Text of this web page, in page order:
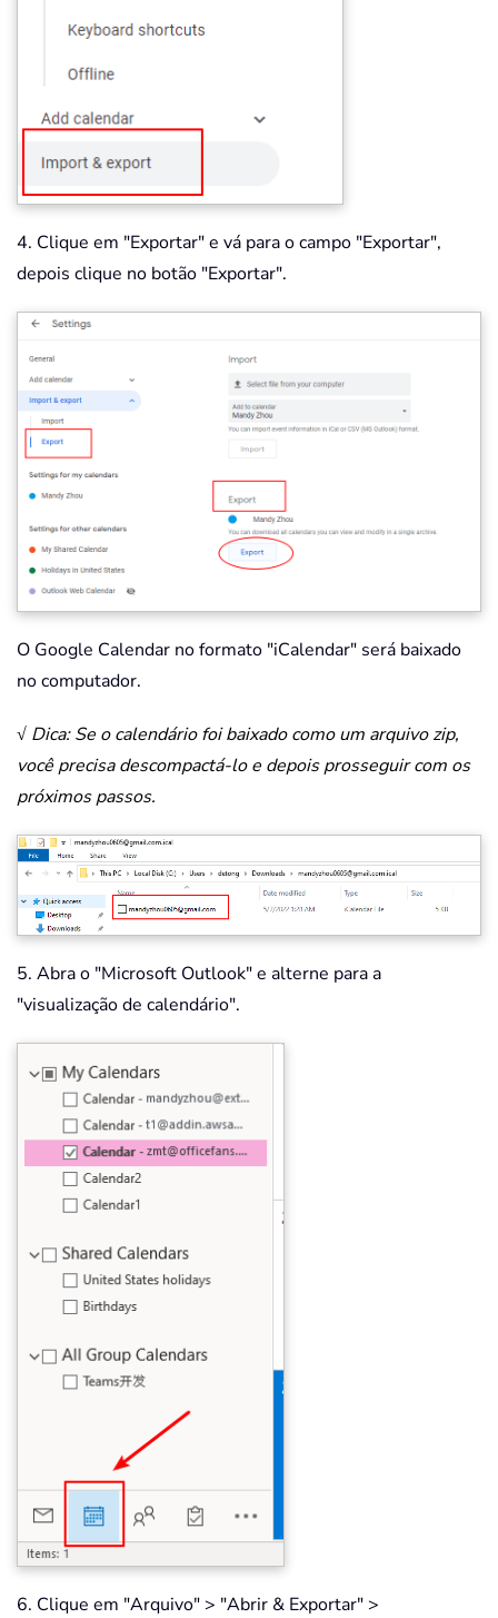
4. Clique em "Exportar" e vá para o campo "Exportar",
depois clique no botão "Exportar".
O Google Calendar no formato "iCalendar" será baixado
no computador.
√ Dica: Se o calendário foi baixado como um arquivo zip,
você precisa descompactá-lo e depois prosseguir com os
próximos passos.
5. Abra o "Microsoft Outlook" e alterne para a
"visualização de calendário".
6. Clique em "Arquivo" > "Abrir & Exportar" >